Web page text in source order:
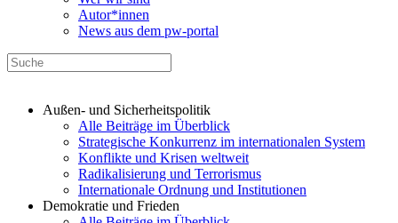
Autor*innen
News aus dem pw-portal
Außen- und Sicherheitspolitik
Alle Beiträge im Überblick
Strategische Konkurrenz im internationalen System
Konflikte und Krisen weltweit
Radikalisierung und Terrorismus
Internationale Ordnung und Institutionen
Demokratie und Frieden